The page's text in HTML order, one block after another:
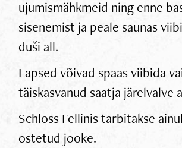
ujumismähkmeid ning enne
sisenemist ja peale saunas
duši all.
Lapsed võivad spaas viibida
täiskasvanud saatja järelvalve
Schloss Fellinis tarbitakse
ostetud jooke.